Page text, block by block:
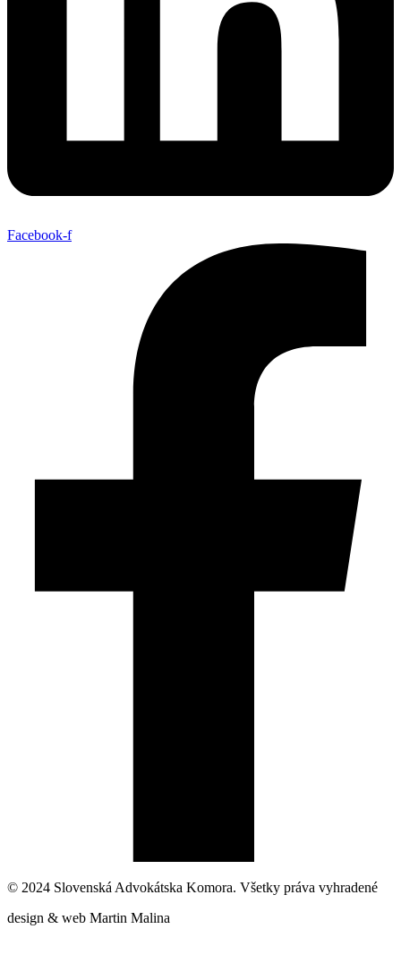
Facebook-f
© 2024 Slovenská Advokátska Komora. Všetky práva vyhradené
design & web Martin Malina